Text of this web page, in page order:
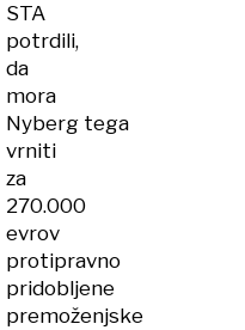
STA
potrdili,
da
mora
Nyberg tega
vrniti
za
270.000
evrov
protipravno
pridobljene
premoženjske